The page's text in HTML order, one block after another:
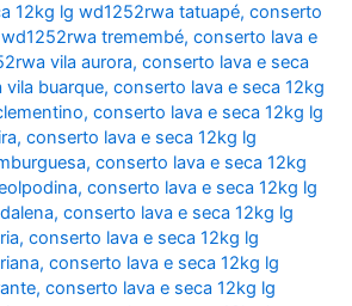
12kg lg wd1252rwa tatuapé,conserto
tremembé,conserto lava e
vila aurora,conserto lava e seca
buarque,conserto lava e seca 12kg
,conserto lava e seca 12kg lg
,conserto lava e seca 12kg lg
,conserto lava e seca 12kg
,conserto lava e seca 12kg lg
,conserto lava e seca 12kg lg
,conserto lava e seca 12kg lg
,conserto lava e seca 12kg lg
,conserto lava e seca 12kg lg